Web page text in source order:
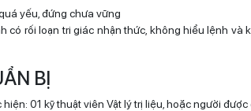
yếu, đứng chưa vững
có rối loạn tri giác nhận thức, không hiểu lệnh và
BỊ
hiện: 01 kỹ thuật viên Vật lý trị liệu, hoặc người